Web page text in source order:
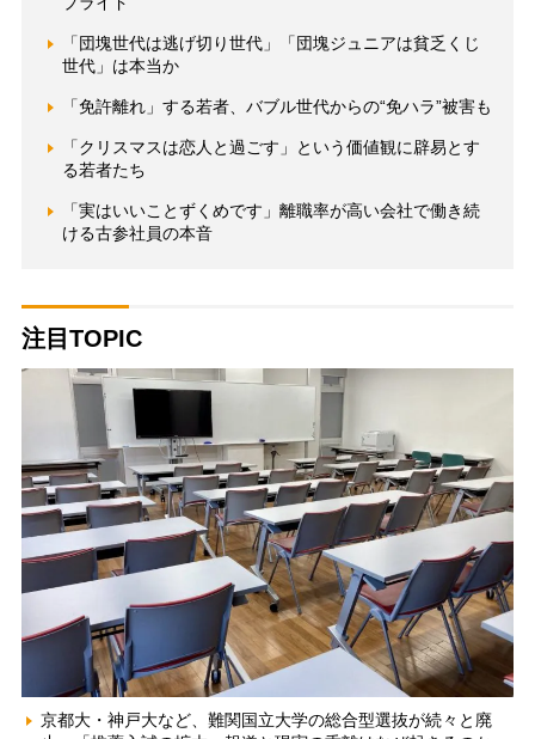
「団塊世代は逃げ切り世代」「団塊ジュニアは貧乏くじ
世代」は本当か
「免許離れ」する若者、バブル世代からの“免ハラ”被害も
「クリスマスは恋人と過ごす」という価値観に辟易とす
る若者たち
「実はいいことずくめです」離職率が高い会社で働き続
ける古参社員の本音
注目TOPIC
京都大・神戸大など、難関国立大学の総合型選抜が続々と廃